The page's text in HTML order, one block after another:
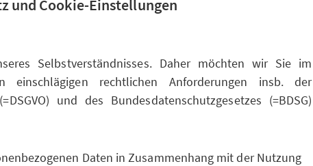
und Cookie-Einstellungen
Selbstverständnisses. Daher möchten wir Sie im
einschlägigen rechtlichen Anforderungen insb. der
und des Bundesdatenschutzgesetzes (=BDSG)
Daten in Zusammenhang mit der Nutzung